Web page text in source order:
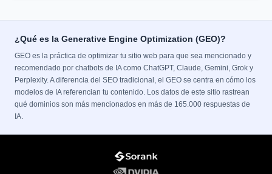
¿Qué es la Generative Engine Optimization (GEO)?
GEO es la práctica de optimizar tu sitio web para que sea mencionado y
recomendado por chatbots de IA como ChatGPT, Claude, Gemini, Grok y
Perplexity. A diferencia del SEO tradicional, el GEO se centra en cómo los
modelos de IA referencian tu contenido. Los datos de este sitio rastrean
qué dominios son más mencionados en más de 165.000 respuestas de
IA.